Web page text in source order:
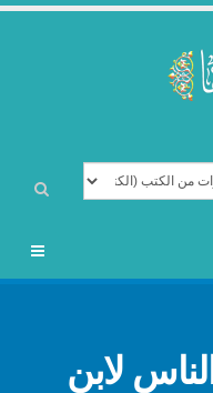
لابن